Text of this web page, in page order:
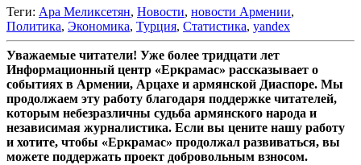
Теги: Ара Меликсетян, Новости, новости Армении,
Политика, Экономика, Турция, Статистика, yandex
Уважаемые читатели! Уже более тридцати лет
Информационный центр «Еркрамас» рассказывает о
событиях в Армении, Арцахе и армянской Диаспоре. Мы
продолжаем эту работу благодаря поддержке читателей,
которым небезразличны судьба армянского народа и
независимая журналистика. Если вы цените нашу работу
и хотите, чтобы «Еркрамас» продолжал развиваться, вы
можете поддержать проект добровольным взносом.